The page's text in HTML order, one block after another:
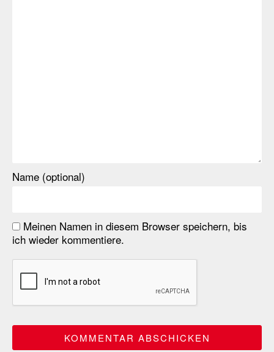
Name (optional)
Meinen Namen in diesem Browser speichern, bis
ich wieder kommentiere.